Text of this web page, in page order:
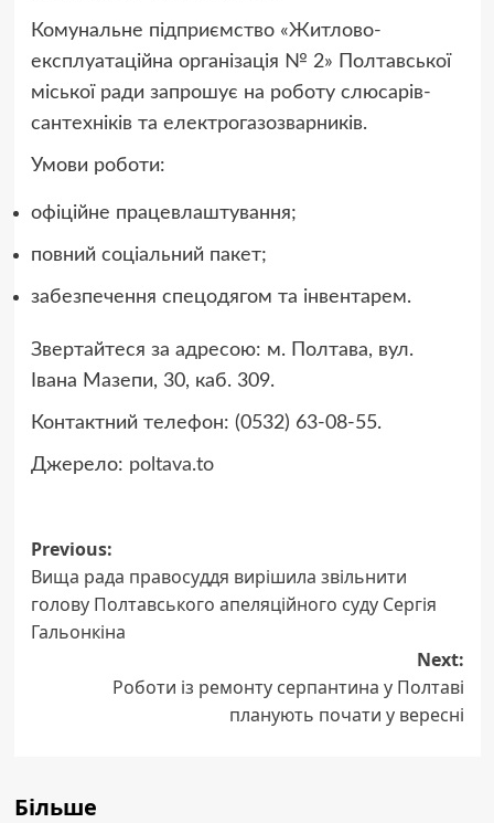
Комунальне підприємство «Житлово-
експлуатаційна організація № 2» Полтавської
міської ради запрошує на роботу слюсарів-
сантехніків та електрогазозварників.
Умови роботи:
офіційне працевлаштування;
повний соціальний пакет;
забезпечення спецодягом та інвентарем.
Звертайтеся за адресою: м. Полтава, вул.
Івана Мазепи, 30, каб. 309.
Контактний телефон: (0532) 63-08-55.
Джерело: poltava.to
Post
navigation
Previous:
Вища рада правосуддя вирішила звільнити
голову Полтавського апеляційного суду Сергія
Гальонкіна
Next:
Роботи із ремонту серпантина у Полтаві
планують почати у вересні
Більше